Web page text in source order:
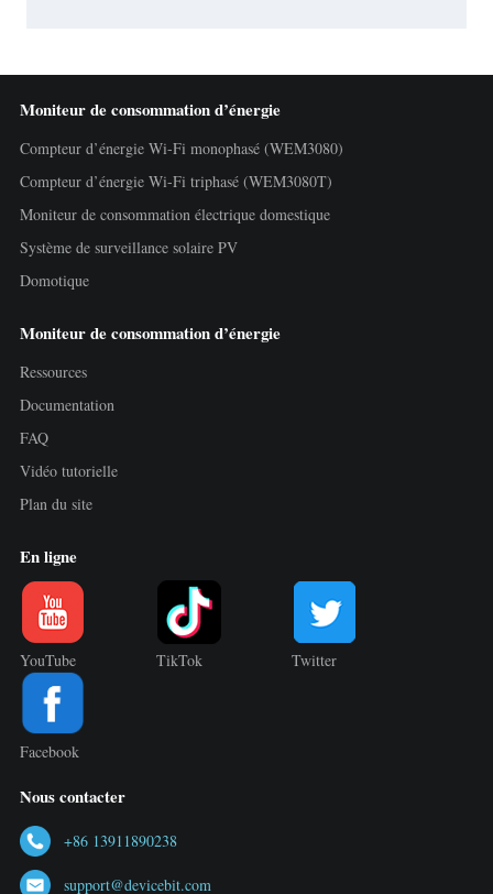
Moniteur de consommation d’énergie
Compteur d’énergie Wi-Fi monophasé (WEM3080)
Compteur d’énergie Wi-Fi triphasé (WEM3080T)
Moniteur de consommation électrique domestique
Système de surveillance solaire PV
Domotique
Moniteur de consommation d’énergie
Ressources
Documentation
FAQ
Vidéo tutorielle
Plan du site
En ligne
YouTube TikTok Twitter
Facebook
Nous contacter
+86 13911890238
support@devicebit.com